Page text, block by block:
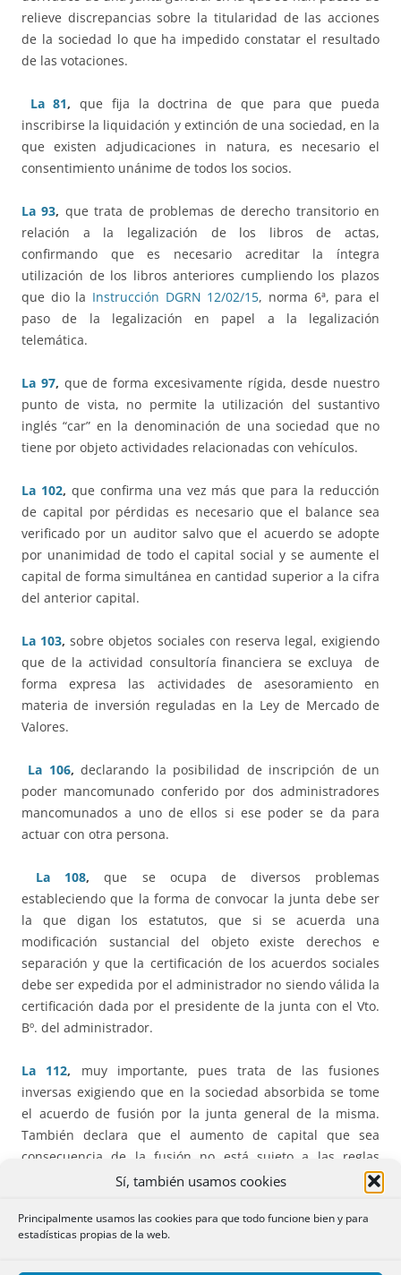
Sí, también usamos cookies
Principalmente usamos las cookies para que todo funcione bien y para
estadísticas propias de la web.
relieve discrepancias sobre la titularidad de las acciones
de la sociedad lo que ha impedido constatar el resultado
de las votaciones.
La 81,que fija la doctrina de que para que pueda
inscribirse la liquidación y extinción de una sociedad, en la
que existen adjudicaciones in natura, es necesario el
consentimiento unánime de todos los socios.
La 93, que trata de problemas de derecho transitorio en
relación a la legalización de los libros de actas,
confirmando que es necesario acreditar la íntegra
utilización de los libros anteriores cumpliendo los plazos
que dio la Instrucción DGRN 12/02/15, norma 6ª, para el
paso de la legalización en papel a la legalización
telemática.
La 97, que de forma excesivamente rígida, desde nuestro
punto de vista, no permite la utilización del sustantivo
inglés “car” en la denominación de una sociedad que no
tiene por objeto actividades relacionadas con vehículos.
La 102, que confirma una vez más que para la reducción
de capital por pérdidas es necesario que el balance sea
verificado por un auditor salvo que el acuerdo se adopte
por unanimidad de todo el capital social y se aumente el
capital de forma simultánea en cantidad superior a la cifra
del anterior capital.
La 103,sobre objetos sociales con reserva legal, exigiendo
que de la actividad consultoría financiera se excluya de
forma expresa las actividades de asesoramiento en
materia de inversión reguladas en la Ley de Mercado de
Valores.
La 106,declarando la posibilidad de inscripción de un
poder mancomunado conferido por dos administradores
mancomunados a uno de ellos si ese poder se da para
actuar con otra persona.
La 108,que se ocupa de diversos problemas
estableciendo que la forma de convocar la junta debe ser
la que digan los estatutos, que si se acuerda una
modificación sustancial del objeto existe derechos e
separación y que la certificación de los acuerdos sociales
debe ser expedida por el administrador no siendo válida la
certificación dada por el presidente de la junta con el Vto.
Bº. del administrador.
La 112, muy importante, pues trata de las fusiones
inversas exigiendo que en la sociedad absorbida se tome
el acuerdo de fusión por la junta general de la misma.
También declara que el aumento de capital que sea
consecuencia de la fusión no está sujeto a las reglas
La 117,que en un aumento de capital con cargo a
beneficios exige los mismos requisitos que si el aumento